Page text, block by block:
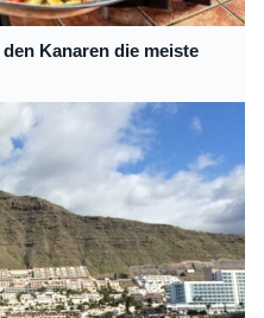
Kanaren die meiste